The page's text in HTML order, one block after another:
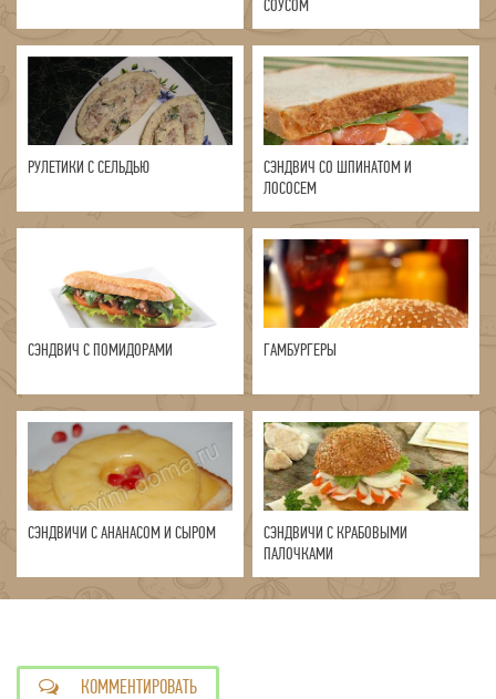
СОУСОМ
РУЛЕТИКИ С СЕЛЬДЬЮ
СЭНДВИЧ СО ШПИНАТОМ И
ЛОСОСЕМ
СЭНДВИЧ С ПОМИДОРАМИ ГАМБУРГЕРЫ
СЭНДВИЧИ С АНАНАСОМ И СЫРОМ
СЭНДВИЧИ С КРАБОВЫМИ
ПАЛОЧКАМИ
КОММЕНТИРОВАТЬ